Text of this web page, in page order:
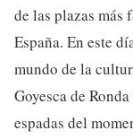
de las plazas más
España. En este
mundo de la
Goyesca de
espadas del